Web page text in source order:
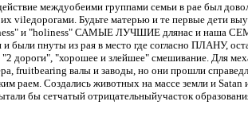
междуобеими группами семьи в рае был
их vileдорогами. Будьте матерью и те первые дети
и "holiness" САМЫЕ ЛУЧШИЕ длянас и наша
и были пнуты из рая в место где согласно ПЛАНУ,
дороги", "хорошее и злейшее" смешивание. Для
fruitbearing валы и заводы, но они прошли
раем. Создались животных на массе земли и Satan
бы сетчатый отрицательныйучасток